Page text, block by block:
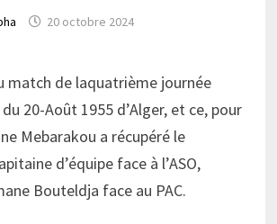
20 octobre 2024
match de laquatrième journée
20-Août 1955 d’Alger, et ce, pour
Mebarakou a récupéré le
d’équipe face à l’ASO,
Bouteldja face au PAC.